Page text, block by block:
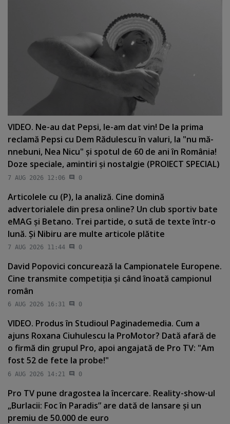
VIDEO. Ne-au dat Pepsi, le-am dat vin! De la prima
reclamă Pepsi cu Dem Rădulescu în valuri, la "nu mă-
nnebuni, Nea Nicu" şi spotul de 60 de ani în România!
Doze speciale, amintiri şi nostalgie (PROIECT SPECIAL)
7 AUG 2026 12:06 0
Articolele cu (P), la analiză. Cine domină
advertorialele din presa online? Un club sportiv bate
eMAG şi Betano. Trei partide, o sută de texte într-o
lună. Şi Nibiru are multe articole plătite
7 AUG 2026 11:44 0
David Popovici concurează la Campionatele Europene.
Cine transmite competiţia şi când înoată campionul
român
6 AUG 2026 16:31 0
VIDEO. Produs în Studioul Paginademedia. Cum a
ajuns Roxana Ciuhulescu la ProMotor? Dată afară de
o firmă din grupul Pro, apoi angajată de Pro TV: "Am
fost 52 de fete la probe!"
6 AUG 2026 14:21 0
Pro TV pune dragostea la încercare. Reality-show-ul
„Burlacii: Foc în Paradis” are dată de lansare şi un
premiu de 50.000 de euro